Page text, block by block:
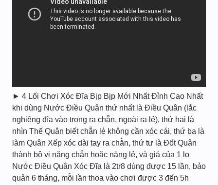
► 4 Lối Chơi Xóc Đĩa Bịp Bịp Mới Nhất Đỉnh Cao Nhất
khi dùng Nước Điều Quân thứ nhất là Điều Quân (lắc
nghiêng đĩa vào trong ra chẵn, ngoài ra lẻ), thứ hai là
nhìn Thế Quân biết chẵn lẻ không cần xóc cái, thứ ba là
làm Quân Xếp xóc dài tay ra chẵn, thứ tư là Đốt Quân
thành bộ vị nặng chẵn hoặc nặng lẻ, và giá của 1 lọ
Nước Điều Quân Xóc Đĩa là 2tr8 dùng được 15 lần, bảo
quản 6 tháng, mỗi lần thoa vào chơi được 3 đến 5h